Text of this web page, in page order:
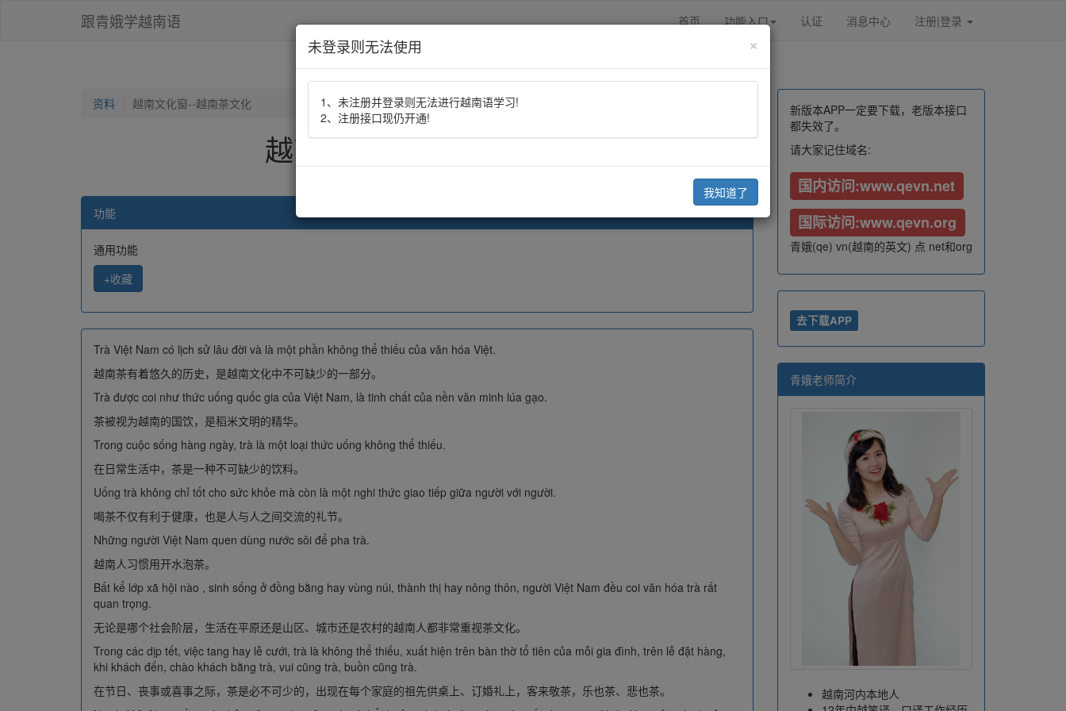
跟青娥学越南语 首页 功能入口 认证 消息中心 注册|登录
×
未登录则无法使用
1、未注册并登录则无法进行越南语学习!
2、注册接口现仍开通!
我知道了
资料 越南文化窗--越南茶文化
越南文化窗--越南茶文化
功能
通用功能
+收藏
Trà Việt Nam có lịch sử lâu đời và là một phần không thể thiếu của văn hóa Việt.
越南茶有着悠久的历史，是越南文化中不可缺少的一部分。
Trà được coi như thức uống quốc gia của Việt Nam, là tinh chất của nền văn minh lúa gạo.
茶被视为越南的国饮，是稻米文明的精华。
Trong cuộc sống hàng ngày, trà là một loại thức uống không thể thiếu.
在日常生活中，茶是一种不可缺少的饮料。
Uống trà không chỉ tốt cho sức khỏe mà còn là một nghi thức giao tiếp giữa người với người.
喝茶不仅有利于健康，也是人与人之间交流的礼节。
Những người Việt Nam quen dùng nước sôi để pha trà.
越南人习惯用开水泡茶。
Bất kể lớp xã hội nào , sinh sống ở đồng bằng hay vùng núi, thành thị hay nông thôn, người Việt Nam đều coi văn hóa trà rất
quan trọng.
无论是哪个社会阶层，生活在平原还是山区、城市还是农村的越南人都非常重视茶文化。
Trong các dịp tết, việc tang hay lễ cưới, trà là không thể thiếu, xuất hiện trên bàn thờ tổ tiên của mỗi gia đình, trên lễ đặt hàng,
khi khách đến, chào khách bằng trà, vui cũng trà, buồn cũng trà.
在节日、丧事或喜事之际，茶是必不可少的，出现在每个家庭的祖先供桌上、订婚礼上，客来敬茶，乐也茶、悲也茶。
新版本APP一定要下载，老版本接口
都失效了。
请大家记住域名:
国内访问:www.qevn.net
国际访问:www.qevn.org
青娥(qe) vn(越南的英文) 点 net和org
去下载APP
青娥老师简介
越南河内本地人